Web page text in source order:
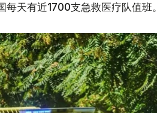
天有近1700支急救医疗队值班。